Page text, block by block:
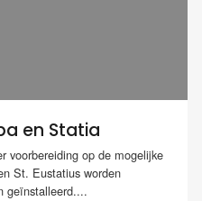
en Statia
voorbereiding op de mogelijke
St. Eustatius worden
geïnstalleerd....